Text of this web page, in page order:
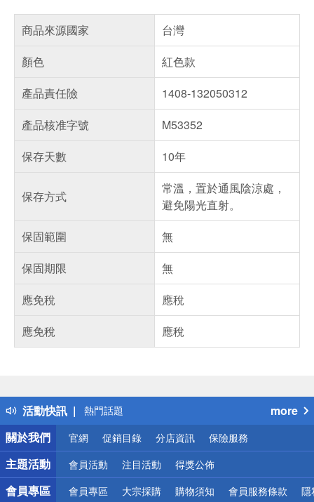
商品來源國家
台灣
顏色
紅色款
產品責任險
1408-132050312
產品核准字號
M53352
保存天數
10年
保存方式
常溫，置於通風陰涼處，
避免陽光直射。
保固範圍
無
保固期限
無
應免稅
應稅
應免稅
應稅
活動快訊
得獎公告
熱門話題
銀行優惠
偏遠地區配送
詐騙網頁！請小心！
more
關於我們
官網 促銷目錄 分店資訊 保險服務
主題活動 會員活動 注目活動 得獎公佈
會員專區 會員專區 大宗採購 購物須知 會員服務條款 隱